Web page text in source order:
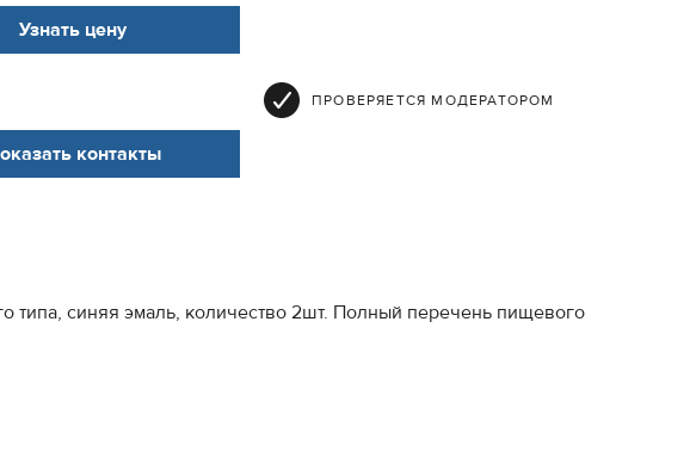
Узнать цену
ПРОВЕРЯЕТСЯ МОДЕРАТОРОМ
контакты
синяя эмаль, количество 2шт. Полный перечень пищевого